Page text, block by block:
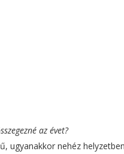
az évet?
ugyanakkor nehéz